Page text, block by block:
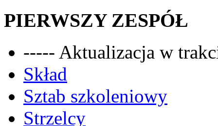
PIERWSZY ZESPÓŁ
----- Aktualizacja w
Skład
Sztab szkoleniowy
Strzelcy